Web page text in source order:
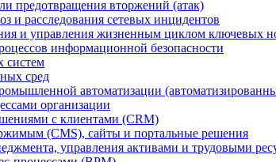
предотвращения вторжений (атак)
и расследования сетевых инцидентов
и управления жизненным циклом ключевых
информационной безопасности
систем
сред
автоматизации
организации
с клиентами (CRM)
(CMS), сайты и портальные решения
управления активами и трудовыми